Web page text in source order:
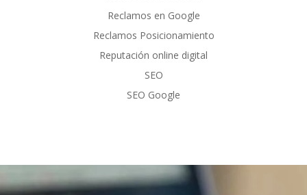
Reclamos en Google
Reclamos Posicionamiento
Reputación online digital
SEO
SEO Google